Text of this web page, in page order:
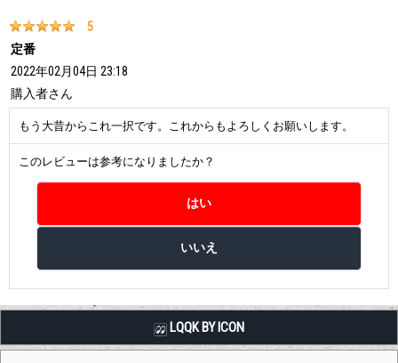
5
定番
2022年02月04日 23:18
購入者さん
もう大昔からこれ一択です。これからもよろしくお願いします。
このレビューは参考になりましたか？
LQQK BY ICON